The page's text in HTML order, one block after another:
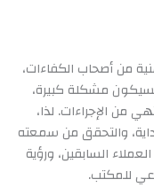
من أصحاب الكفاءات،
مشكلة كبيرة،
من الإجراءات. لذا،
والتحقق من سمعته
السابقين، ورؤية
للمكتب.